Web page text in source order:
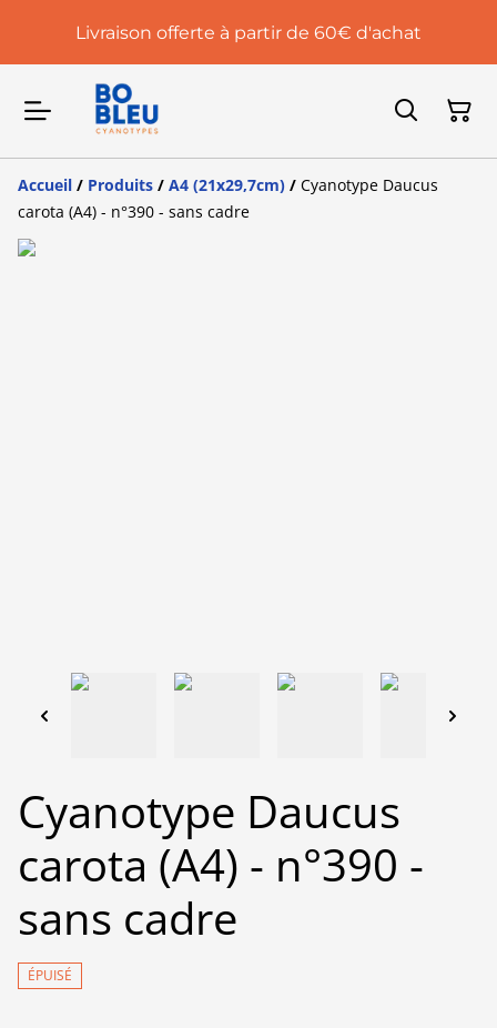
Livraison offerte à partir de 60€ d'achat
Accueil / Produits / A4 (21x29,7cm) / Cyanotype Daucus
carota (A4) - n°390 - sans cadre
Cyanotype Daucus
carota (A4) - n°390 -
sans cadre
ÉPUISÉ